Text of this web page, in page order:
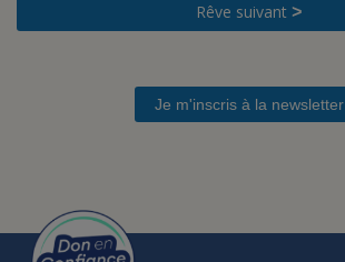
Rêve suivant >
Je m'inscris à la newsletter